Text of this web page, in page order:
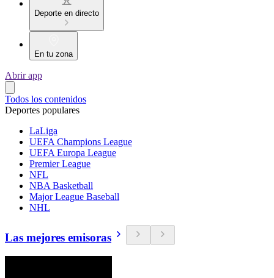
Deporte en directo
En tu zona
Abrir app
Todos los contenidos
Deportes populares
LaLiga
UEFA Champions League
UEFA Europa League
Premier League
NFL
NBA Basketball
Major League Baseball
NHL
Las mejores emisoras